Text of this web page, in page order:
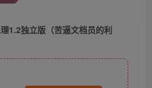
1.2独立版（苦逼文档员的利